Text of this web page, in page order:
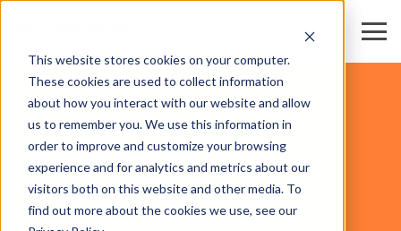
This website stores cookies on your computer.
These cookies are used to collect information
about how you interact with our website and allow
us to remember you. We use this information in
order to improve and customize your browsing
experience and for analytics and metrics about our
visitors both on this website and other media. To
find out more about the cookies we use, see our
HARDWARE
DOMAINES SKIABLES